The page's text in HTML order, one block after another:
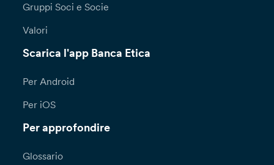
Gruppi Soci e Socie
Valori
Scarica l'app Banca Etica
Per Android
Per iOS
Per approfondire
Glossario